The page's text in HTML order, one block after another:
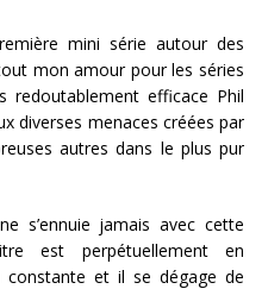
mini série autour des
mon amour pour les séries
redoutablement efficace Phil
diverses menaces créées par
autres dans le plus pur
s’ennuie jamais avec cette
est perpétuellement en
constante et il se dégage de